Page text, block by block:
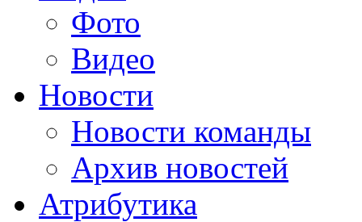
Фото
Видео
Новости
Новости команды
Архив новостей
Атрибутика